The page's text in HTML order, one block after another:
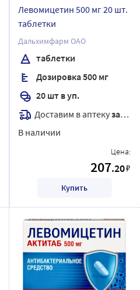
Левомицетин 500 мг 20 шт.
таблетки
Дальхимфарм ОАО
таблетки
Дозировка 500 мг
20 шт в уп.
Доставим в аптекузавтра
В наличии
Цена:
207.20₽
Купить